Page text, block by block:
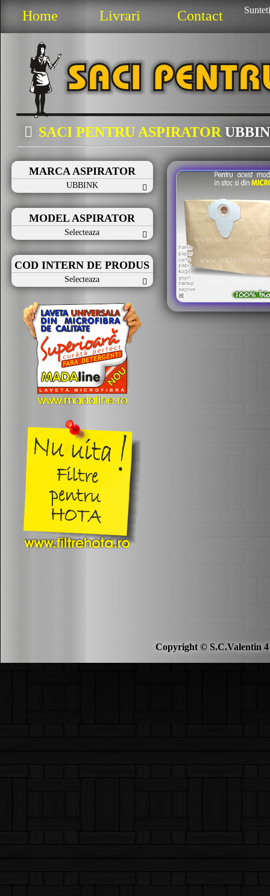
Home Livrari Contact
SACI PENTRU ASPIRATOR
MARCA ASPIRATOR
UBBINK
MODEL ASPIRATOR
Selecteaza
COD INTERN DE PRODUS
Selecteaza
Copyright © S.C.Valentin